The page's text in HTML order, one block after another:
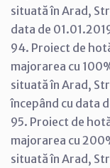
situată în Arad,
data de
94. Proiect de
majorarea cu
situată în Arad,
începând cu data
95. Proiect de
majorarea cu
situată în Arad,